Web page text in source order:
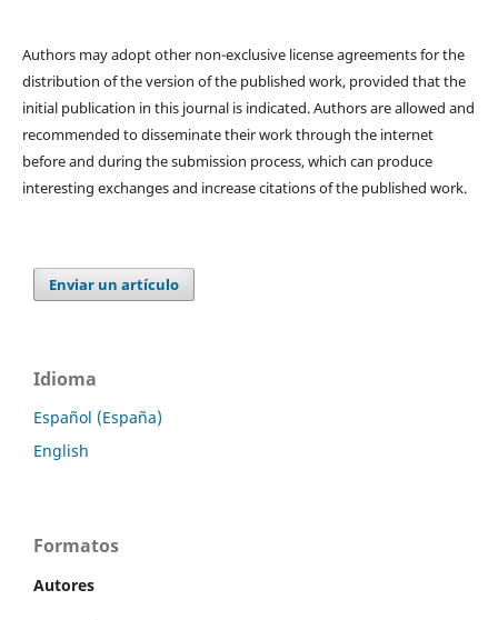
Authors may adopt other non-exclusive license agreements for the
distribution of the version of the published work, provided that the
initial publication in this journal is indicated. Authors are allowed and
recommended to disseminate their work through the internet
before and during the submission process, which can produce
interesting exchanges and increase citations of the published work.
Enviar un artículo
Idioma
Español (España)
English
Formatos
Autores